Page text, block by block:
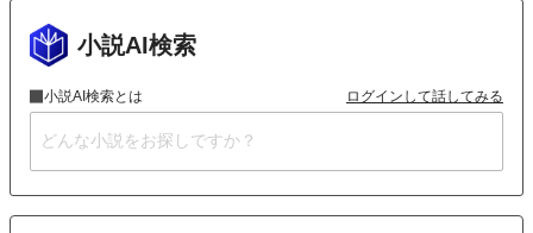
小説AI検索
小説AI検索とは ログインして話してみる